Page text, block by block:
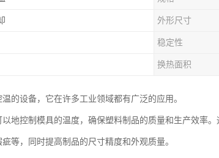
外形尺寸
稳定性
换热面积
的设备，它在许多工业领域都有广泛的应用。
地控制模具的温度，确保塑料制品的质量和生产效率
等，同时提高制品的尺寸精度和外观质量。